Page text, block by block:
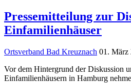
Pressemitteilung zur
Einfamilienhäuser
Ortsverband Bad Kreuznach 01. März
Vor dem Hintergrund der Diskussion
Einfamilienhäusern in Hamburg